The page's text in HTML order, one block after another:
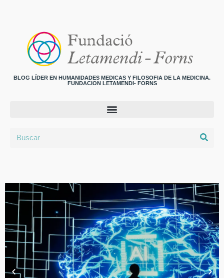
BLOG LÍDER EN HUMANIDADES MEDICAS Y FILOSOFIA DE LA MEDICINA.
FUNDACION LETAMENDI- FORNS